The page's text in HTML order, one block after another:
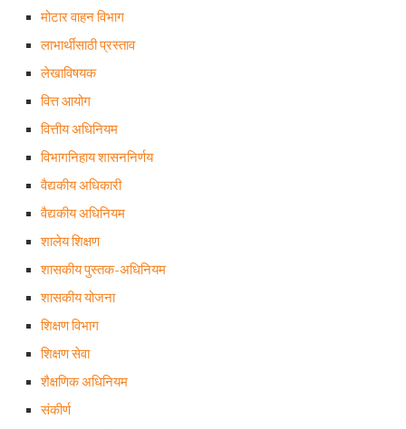
मोटार वाहन विभाग
लाभार्थीसाठी प्रस्ताव
लेखाविषयक
वित्त आयोग
वित्तीय अधिनियम
विभागनिहाय शासननिर्णय
वैद्यकीय अधिकारी
वैद्यकीय अधिनियम
शालेय शिक्षण
शासकीय पुस्तक-अधिनियम
शासकीय योजना
शिक्षण विभाग
शिक्षण सेवा
शैक्षणिक अधिनियम
संकीर्ण